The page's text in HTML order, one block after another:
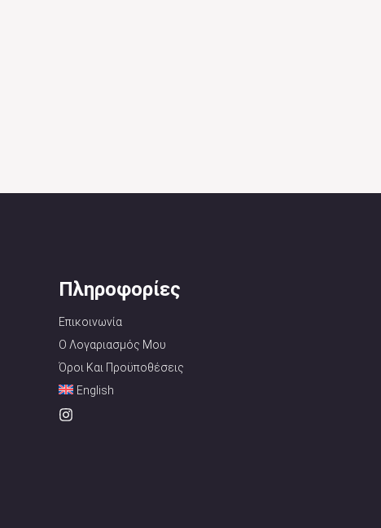
Πληροφορίες
Επικοινωνία
Ο Λογαριασμός Μου
Όροι Και Προϋποθέσεις
English